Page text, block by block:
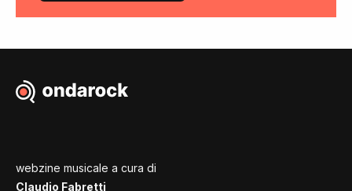
webzine musicale a cura di
Claudio Fabretti